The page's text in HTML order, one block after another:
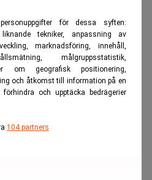
för dessa syften:
tekniker, anpassning av
marknadsföring, innehåll,
målgruppsstatistik,
om geografisk positionering,
och åtkomst till information på en
och upptäcka bedrägerier
104 partners
var känt och att Googles
och
som Euronet använt
eget bruk av ordet.
att man mellan 2019 och
omkring 37 miljoner
marknadsföring.
stället yrka att Bankomats